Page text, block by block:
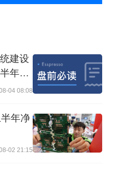
，公司2026年第一
亿元，同比增长
公司股东的净利润
下降81.97%。
建设
年预
04 08:08
年净
02 21:15